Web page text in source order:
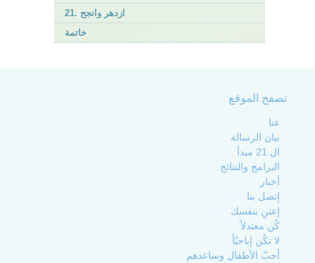
21. ازدهر وانجح
خاتمة
تصفح الموقع
عنا
بيان الرسالة
ال 21 مبدأ
البرامج والنتائج
أخبار
إتصل بنا
إعتنِ بنفسك
كُن معتدلاً
لا تكُن إباحيّاً
أحبّ الأطفال وساعدهم